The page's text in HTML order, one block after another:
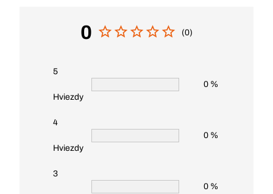
0 (0)
5
Hviezdy
0 %
4
Hviezdy
0 %
3
0 %